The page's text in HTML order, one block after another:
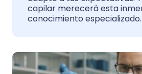
capilar merecerá esta
conocimiento especializado.